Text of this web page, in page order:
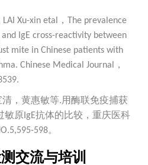
Xu-xin etal ，The prevalence
IgE cross-reactivity between
mite in Chinese patients with
Chinese Medical Journal
，
，黄惠敏等.用酶联免疫捕获
敏原 IgE抗体的比较，重庆医科
598。
交流与培训